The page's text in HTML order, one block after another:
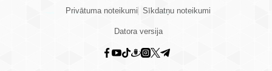
Privātuma noteikumi Sīkdatņu noteikumi
Datora versija